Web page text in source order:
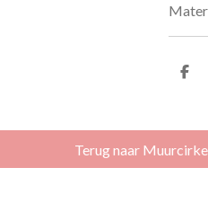
D
n
Terug naar